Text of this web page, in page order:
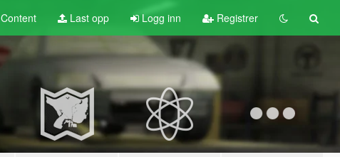
Content Last opp Logg inn Registrer